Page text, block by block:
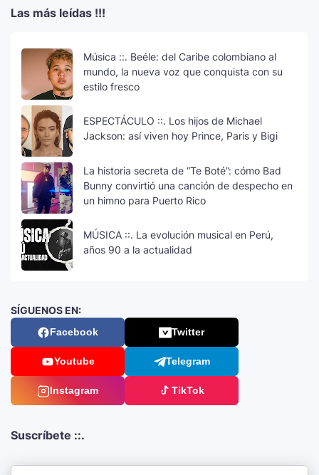
Las más leídas !!!
Música ::. Beéle: del Caribe colombiano al
mundo, la nueva voz que conquista con su
estilo fresco
ESPECTÁCULO ::. Los hijos de Michael
Jackson: así viven hoy Prince, Paris y Bigi
La historia secreta de “Te Boté”: cómo Bad
Bunny convirtió una canción de despecho en
un himno para Puerto Rico
MÚSICA ::. La evolución musical en Perú,
años 90 a la actualidad
SÍGUENOS EN:
Facebook Twitter
Youtube Telegram
Instagram TikTok
Suscríbete ::.